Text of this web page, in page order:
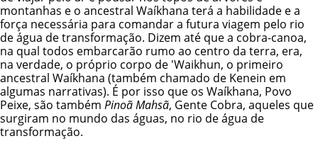
montanhas e o ancestral Waíkhana terá a habilidade e a
força necessária para comandar a futura viagem pelo rio
de água de transformação. Dizem até que a cobra-canoa,
na qual todos embarcarão rumo ao centro da terra, era,
na verdade, o próprio corpo de 'Waikhun, o primeiro
ancestral Waíkhana (também chamado de Kenein em
algumas narrativas). É por isso que os Waíkhana, Povo
Peixe, são também Pinoã Mahsã, Gente Cobra, aqueles que
surgiram no mundo das águas, no rio de água de
transformação.